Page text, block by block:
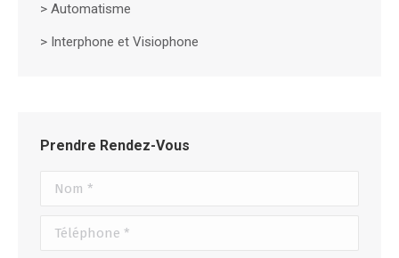
> Automatisme
> Interphone et Visiophone
Prendre Rendez-Vous
Nom *
Téléphone *